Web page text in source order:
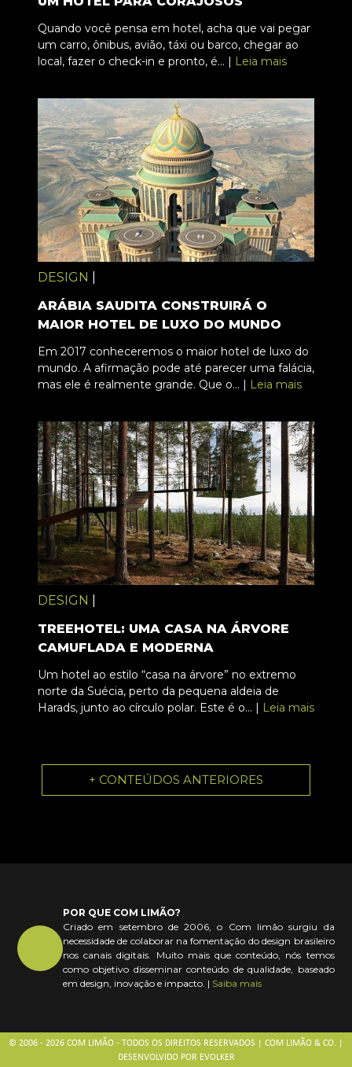
Quando você pensa em hotel, acha que vai pegar
um carro, ônibus, avião, táxi ou barco, chegar ao
local, fazer o check-in e pronto, é... | Leia mais
DESIGN
ARÁBIA SAUDITA CONSTRUIRÁ O
MAIOR HOTEL DE LUXO DO MUNDO
Em 2017 conheceremos o maior hotel de luxo do
mundo. A afirmação pode até parecer uma falácia,
mas ele é realmente grande. Que o... | Leia mais
DESIGN
TREEHOTEL: UMA CASA NA ÁRVORE
CAMUFLADA E MODERNA
Um hotel ao estilo “casa na árvore” no extremo
norte da Suécia, perto da pequena aldeia de
Harads, junto ao círculo polar. Este é o... | Leia mais
+ CONTEÚDOS ANTERIORES
POR QUE COM LIMÃO?
Criado em setembro de 2006, o Com limão surgiu da
necessidade de colaborar na fomentação do design brasileiro
nos canais digitais. Muito mais que conteúdo, nós temos
como objetivo disseminar conteúdo de qualidade, baseado
em design, inovação e impacto. | Saiba mais
© 2006 - 2026 COM LIMÃO - TODOS OS DIREITOS RESERVADOS | COM LIMÃO & CO. |
DESENVOLVIDO POR EVOLKER